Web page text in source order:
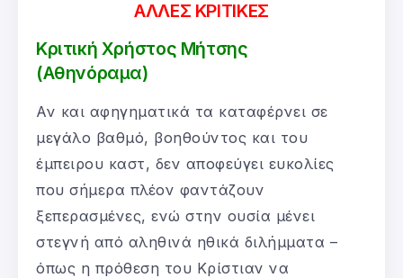
ΑΛΛΕΣ ΚΡΙΤΙΚΕΣ
Κριτική Χρήστος Μήτσης
(Αθηνόραμα)
Αν και αφηγηματικά τα καταφέρνει σε
μεγάλο βαθμό, βοηθούντος και του
έμπειρου καστ, δεν αποφεύγει ευκολίες
που σήμερα πλέον φαντάζουν
ξεπερασμένες, ενώ στην ουσία μένει
στεγνή από αληθινά ηθικά διλήμματα –
όπως η πρόθεση του Κρίστιαν να